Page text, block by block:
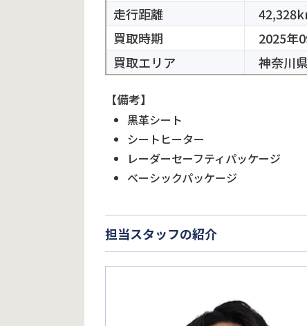
走行距離
買取時期
2025年
買取エリア
神奈川
【備考】
黒革シート
シートヒーター
レーダーセーフティパッケージ
ベーシックパッケージ
担当スタッフの紹介